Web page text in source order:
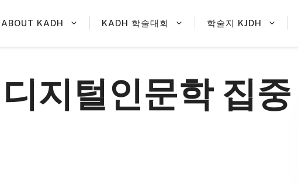
ABOUT KADH KADH 학술대회 학술지 KJDH
지털인문학 집중